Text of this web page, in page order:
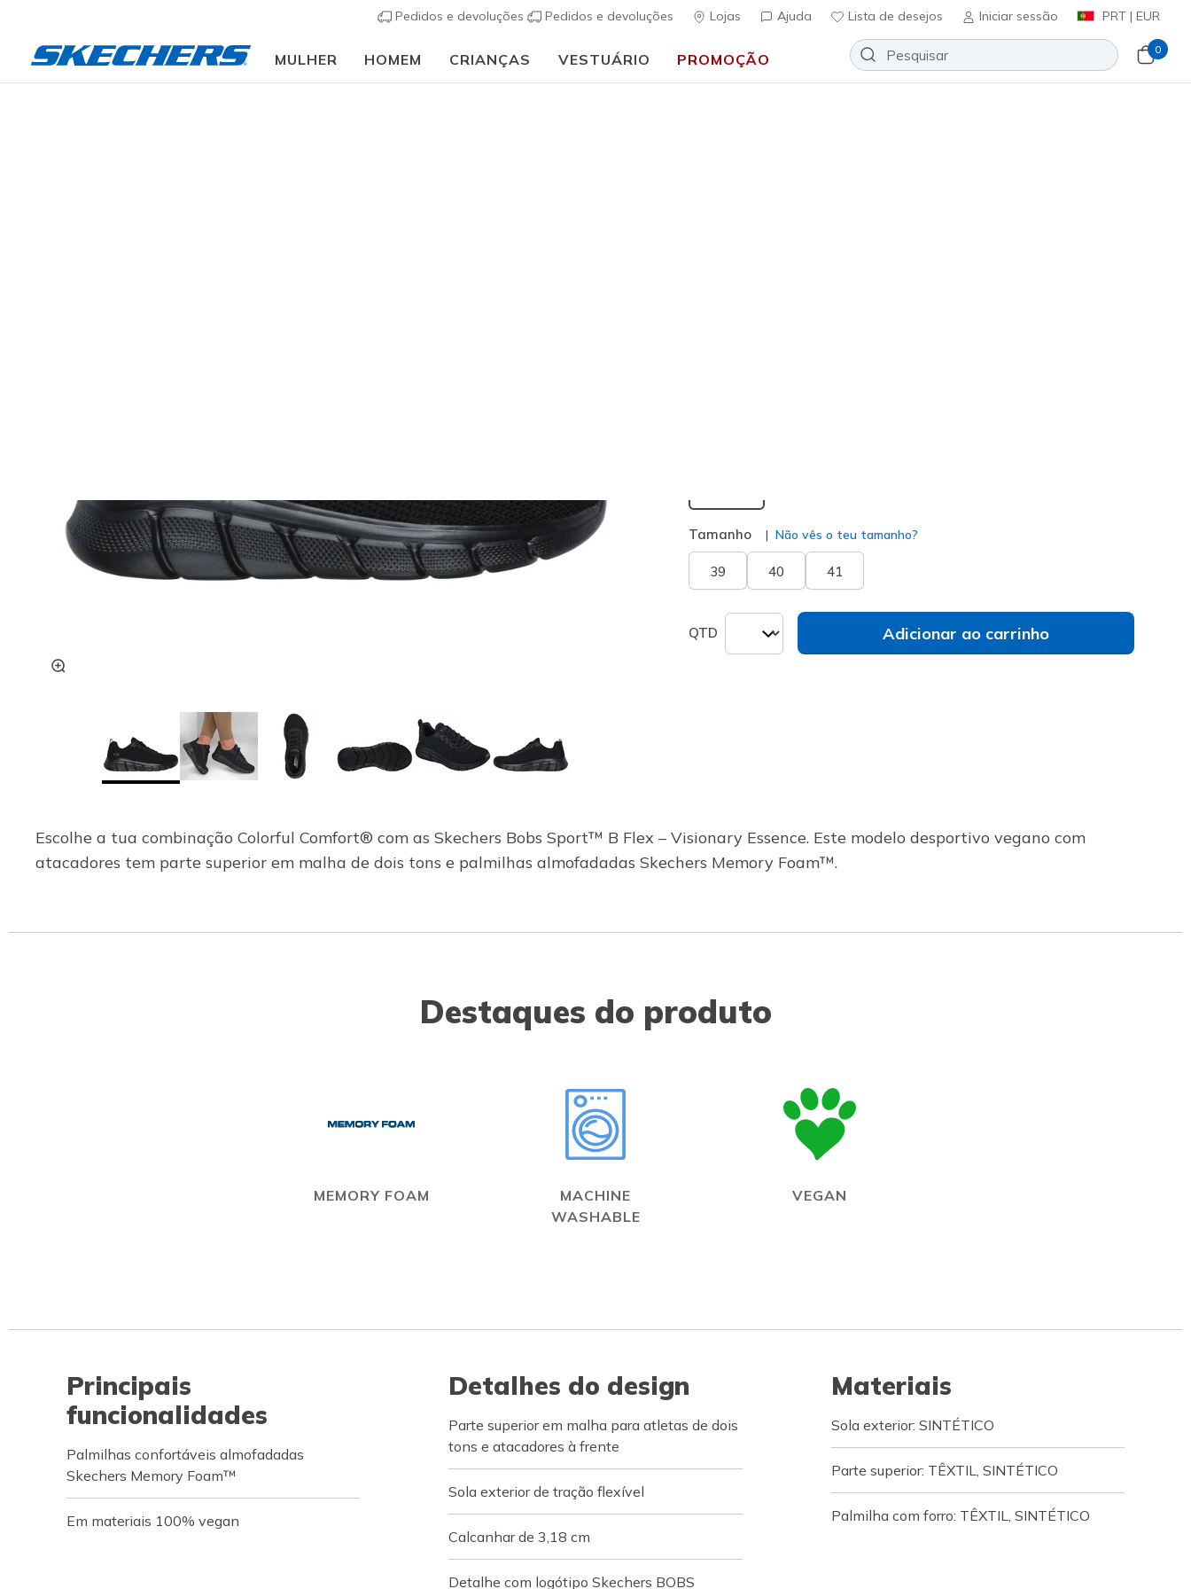
Pedidos e devoluções Pedidos e devoluções Lojas Ajuda Lista de desejos Iniciar sessão PRT | EUR
MULHER HOMEM CRIANÇAS VESTUÁRIO PROMOÇÃO
0
Tamanho Não vês o teu tamanho?
39 40 41
QTD Adicionar ao carrinho
Escolhe a tua combinação Colorful Comfort® com as Skechers Bobs Sport™ B Flex – Visionary Essence. Este modelo desportivo vegano com
atacadores tem parte superior em malha de dois tons e palmilhas almofadadas Skechers Memory Foam™.
Destaques do produto
MEMORY FOAM
MACHINE
WASHABLE
VEGAN
Principais
funcionalidades
Palmilhas confortáveis almofadadas
Skechers Memory Foam™
Em materiais 100% vegan
Detalhes do design
Parte superior em malha para atletas de dois
tons e atacadores à frente
Sola exterior de tração flexível
Calcanhar de 3,18 cm
Detalhe com logótipo Skechers BOBS
Materiais
Sola exterior: SINTÉTICO
Parte superior: TÊXTIL, SINTÉTICO
Palmilha com forro: TÊXTIL, SINTÉTICO